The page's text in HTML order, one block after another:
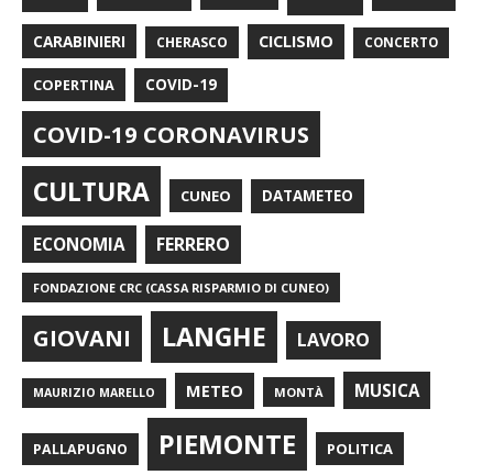
CARABINIERI CHERASCO CICLISMO CONCERTO
COPERTINA COVID-19
COVID-19 CORONAVIRUS
CULTURA CUNEO DATAMETEO
ECONOMIA FERRERO
FONDAZIONE CRC (CASSA RISPARMIO DI CUNEO)
GIOVANI LANGHE LAVORO
MAURIZIO MARELLO METEO MONTÀ MUSICA
PALLAPUGNO PIEMONTE POLITICA